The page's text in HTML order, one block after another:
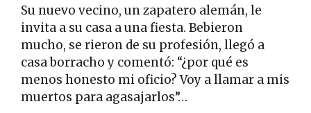
Su nuevo vecino, un zapatero alemán, le
invita a su casa a una fiesta. Bebieron
mucho, se rieron de su profesión, llegó a
casa borracho y comentó: “¿por qué es
menos honesto mi oficio? Voy a llamar a mis
muertos para agasajarlos”…